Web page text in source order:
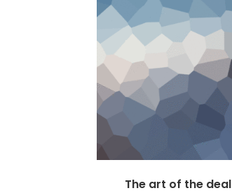
The art of the deal